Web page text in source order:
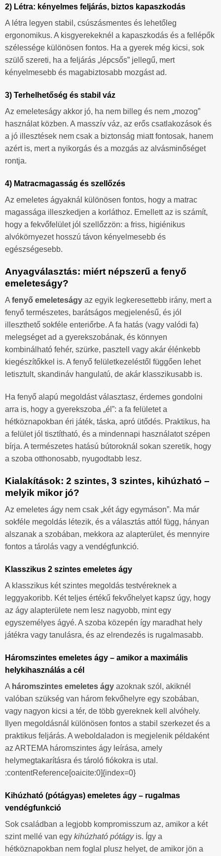
2) Létra: kényelmes feljárás, biztos kapaszkodás
A létra legyen stabil, csúszásmentes és lehetőleg
ergonomikus. A kisgyerekeknél a kapaszkodás és a fellépők
szélessége különösen fontos. Ha a gyerek még kicsi, sok
szülő szereti, ha a feljárás „lépcsős” jellegű, mert
kényelmesebb és magabiztosabb mozgást ad.
3) Terhelhetőség és stabil váz
Az emeleteságy akkor jó, ha nem billeg és nem „mozog”
használat közben. A masszív váz, az erős csatlakozások és
a jó illesztések nem csak a biztonság miatt fontosak, hanem
azért is, mert a nyikorgás és a mozgás az alvásminőséget
rontja.
4) Matracmagasság és szellőzés
Az emeletes ágyaknál különösen fontos, hogy a matrac
magassága illeszkedjen a korláthoz. Emellett az is számít,
hogy a fekvőfelület jól szellőzzön: a friss, higiénikus
alvókörnyezet hosszú távon kényelmesebb és
egészségesebb.
Anyagválasztás: miért népszerű a fenyő
emeleteságy?
A fenyő emeleteságy az egyik legkeresettebb irány, mert a
fenyő természetes, barátságos megjelenésű, és jól
illeszthető sokféle enteriőrbe. A fa hatás (vagy valódi fa)
melegséget ad a gyerekszobának, és könnyen
kombinálható fehér, szürke, pasztell vagy akár élénkebb
kiegészítőkkel is. A fenyő felületkezeléstől függően lehet
letisztult, skandináv hangulatú, de akár klasszikusabb is.
Ha fenyő alapú megoldást választasz, érdemes gondolni
arra is, hogy a gyerekszoba „él”: a fa felületet a
hétköznapokban éri játék, táska, apró ütődés. Praktikus, ha
a felület jól tisztítható, és a mindennapi használatot szépen
bírja. A természetes hatású bútoroknál sokan szeretik, hogy
a szoba otthonosabb, nyugodtabb lesz.
Kialakítások: 2 szintes, 3 szintes, kihúzható –
melyik mikor jó?
Az emeletes ágy nem csak „két ágy egymáson”. Ma már
sokféle megoldás létezik, és a választás attól függ, hányan
alszanak a szobában, mekkora az alapterület, és mennyire
fontos a tárolás vagy a vendégfunkció.
Klasszikus 2 szintes emeletes ágy
A klasszikus két szintes megoldás testvéreknek a
leggyakoribb. Két teljes értékű fekvőhelyet kapsz úgy, hogy
az ágy alapterülete nem lesz nagyobb, mint egy
egyszemélyes ágyé. A szoba közepén így maradhat hely
játékra vagy tanulásra, és az elrendezés is rugalmasabb.
Háromszintes emeletes ágy – amikor a maximális
helykihasználás a cél
A háromszintes emeletes ágy azoknak szól, akiknél
valóban szükség van három fekvőhelyre egy szobában,
vagy nagyon kicsi a tér, de több gyereknek kell alvóhely.
Ilyen megoldásnál különösen fontos a stabil szerkezet és a
praktikus feljárás. A weboldaladon is megjelenik példaként
az ARTEMA háromszintes ágy leírása, amely
helymegtakarításra és tároló fiókokra is utal.
:contentReference[oaicite:0]{index=0}
Kihúzható (pótágyas) emeletes ágy – rugalmas
vendégfunkció
Sok családban a legjobb kompromisszum az, amikor a két
szint mellé van egy kihúzható pótágyis. Így a
hétköznapokban nem foglal plusz helyet, de amikor jön a